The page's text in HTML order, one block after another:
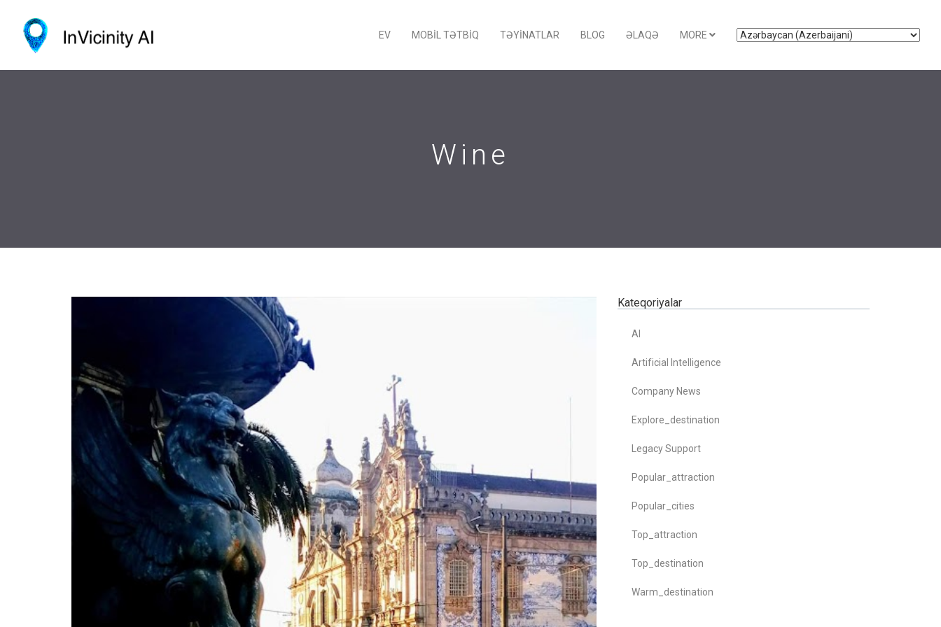
EV MOBIL TƏTBIQ TƏYINATLAR BLOG ƏLAQƏ MORE
Wine
Kateqoriyalar
AI
Artificial Intelligence
Company News
Explore_destination
Legacy Support
Popular_attraction
Popular_cities
Top_attraction
Top_destination
Warm_destination